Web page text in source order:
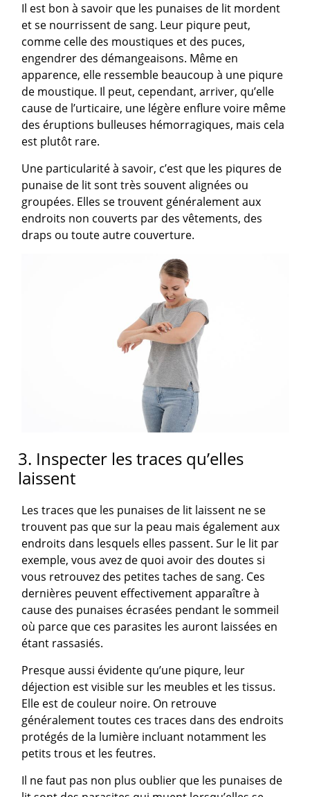
Il est bon à savoir que les punaises de lit mordent
et se nourrissent de sang. Leur piqure peut,
comme celle des moustiques et des puces,
engendrer des démangeaisons. Même en
apparence, elle ressemble beaucoup à une piqure
de moustique. Il peut, cependant, arriver, qu’elle
cause de l’urticaire, une légère enflure voire même
des éruptions bulleuses hémorragiques, mais cela
est plutôt rare.
Une particularité à savoir, c’est que les piqures de
punaise de lit sont très souvent alignées ou
groupées. Elles se trouvent généralement aux
endroits non couverts par des vêtements, des
draps ou toute autre couverture.
3. Inspecter les traces qu’elles
laissent
Les traces que les punaises de lit laissent ne se
trouvent pas que sur la peau mais également aux
endroits dans lesquels elles passent. Sur le lit par
exemple, vous avez de quoi avoir des doutes si
vous retrouvez des petites taches de sang. Ces
dernières peuvent effectivement apparaître à
cause des punaises écrasées pendant le sommeil
où parce que ces parasites les auront laissées en
étant rassasiés.
Presque aussi évidente qu’une piqure, leur
déjection est visible sur les meubles et les tissus.
Elle est de couleur noire. On retrouve
généralement toutes ces traces dans des endroits
protégés de la lumière incluant notamment les
petits trous et les feutres.
Il ne faut pas non plus oublier que les punaises de